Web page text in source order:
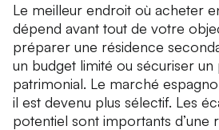
Le meilleur endroit où acheter
dépend avant tout de votre
préparer une résidence
un budget limité ou sécuriser
patrimonial. Le marché
il est devenu plus sélectif. Les
potentiel sont importants d’une